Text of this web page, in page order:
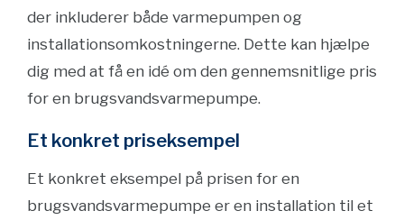
der inkluderer både varmepumpen og
installationsomkostningerne. Dette kan hjælpe
dig med at få en idé om den gennemsnitlige pris
for en brugsvandsvarmepumpe.
Et konkret priseksempel
Et konkret eksempel på prisen for en
brugsvandsvarmepumpe er en installation til et